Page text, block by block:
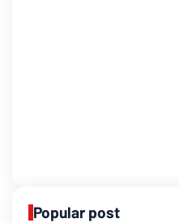
Popular post